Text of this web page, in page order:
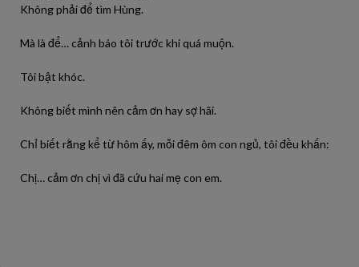
Không phải để tìm Hùng.
Mà là để… cảnh báo tôi trước khi quá muộn.
Tôi bật khóc.
Không biết mình nên cảm ơn hay sợ hãi.
Chỉ biết rằng kể từ hôm ấy, mỗi đêm ôm con ngủ, tôi đều khấn:
Chị… cảm ơn chị vì đã cứu hai mẹ con em.